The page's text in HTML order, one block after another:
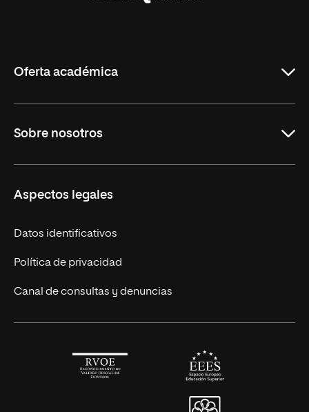
Oferta académica
Licenciaturas en línea
Másteres Europeos
Cursos Europeos
Títulos Americanos
Alianza Newman
Sobre nosotros
Nuestros alumnos
Únete a nosotros
Actualidad
Solicita información
Aspectos legales
Datos identificativos
Política de privacidad
Canal de consultas y denuncias